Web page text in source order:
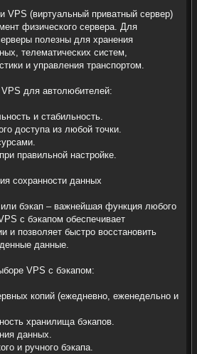
VPS (виртуальный приватный сервер)
физического сервера. Для
полезны для хранения
телематических систем,
и управления транспортом.
для автолюбителей:
и стабильность.
доступа из любой точки.
правильной настройке.
сохранности данных
или бэкап – важнейшая функция любого
с бэкапом обеспечивает
и позволяет быстро восстановить
данные.
VPS с бэкапом:
копий (ежедневно, еженедельно и
хранилища бэкапов.
данных.
и ручного бэкапа.